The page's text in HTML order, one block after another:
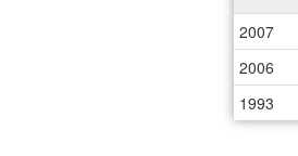
2007
2006
1993